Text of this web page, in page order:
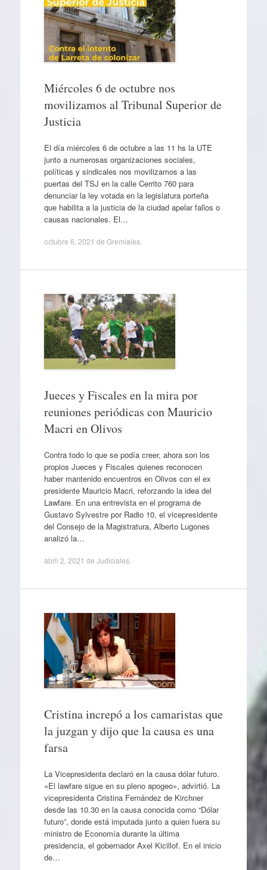
Miércoles 6 de octubre nos
movilizamos al Tribunal Superior de
Justicia
El día miércoles 6 de octubre a las 11 hs la UTE
junto a numerosas organizaciones sociales,
políticas y sindicales nos movilizamos a las
puertas del TSJ en la calle Cerrito 760 para
denunciar la ley votada en la legislatura porteña
que habilita a la justicia de la ciudad apelar fallos o
causas nacionales. El…
octubre 6, 2021 de Gremiales.
Jueces y Fiscales en la mira por
reuniones periódicas con Mauricio
Macri en Olivos
Contra todo lo que se podía creer, ahora son los
propios Jueces y Fiscales quienes reconocen
haber mantenido encuentros en Olivos con el ex
presidente Mauricio Macri, reforzando la idea del
Lawfare. En una entrevista en el programa de
Gustavo Sylvestre por Radio 10, el vicepresidente
del Consejo de la Magistratura, Alberto Lugones
analizó la…
abril 2, 2021 de Judiciales.
Cristina increpó a los camaristas que
la juzgan y dijo que la causa es una
farsa
La Vicepresidenta declaró en la causa dólar futuro.
«El lawfare sigue en su pleno apogeo», advirtió. La
vicepresidenta Cristina Fernández de Kirchner
desde las 10.30 en la causa conocida como “Dólar
futuro”, donde está imputada junto a quien fuera su
ministro de Economía durante la última
presidencia, el gobernador Axel Kicillof. En el inicio
de…